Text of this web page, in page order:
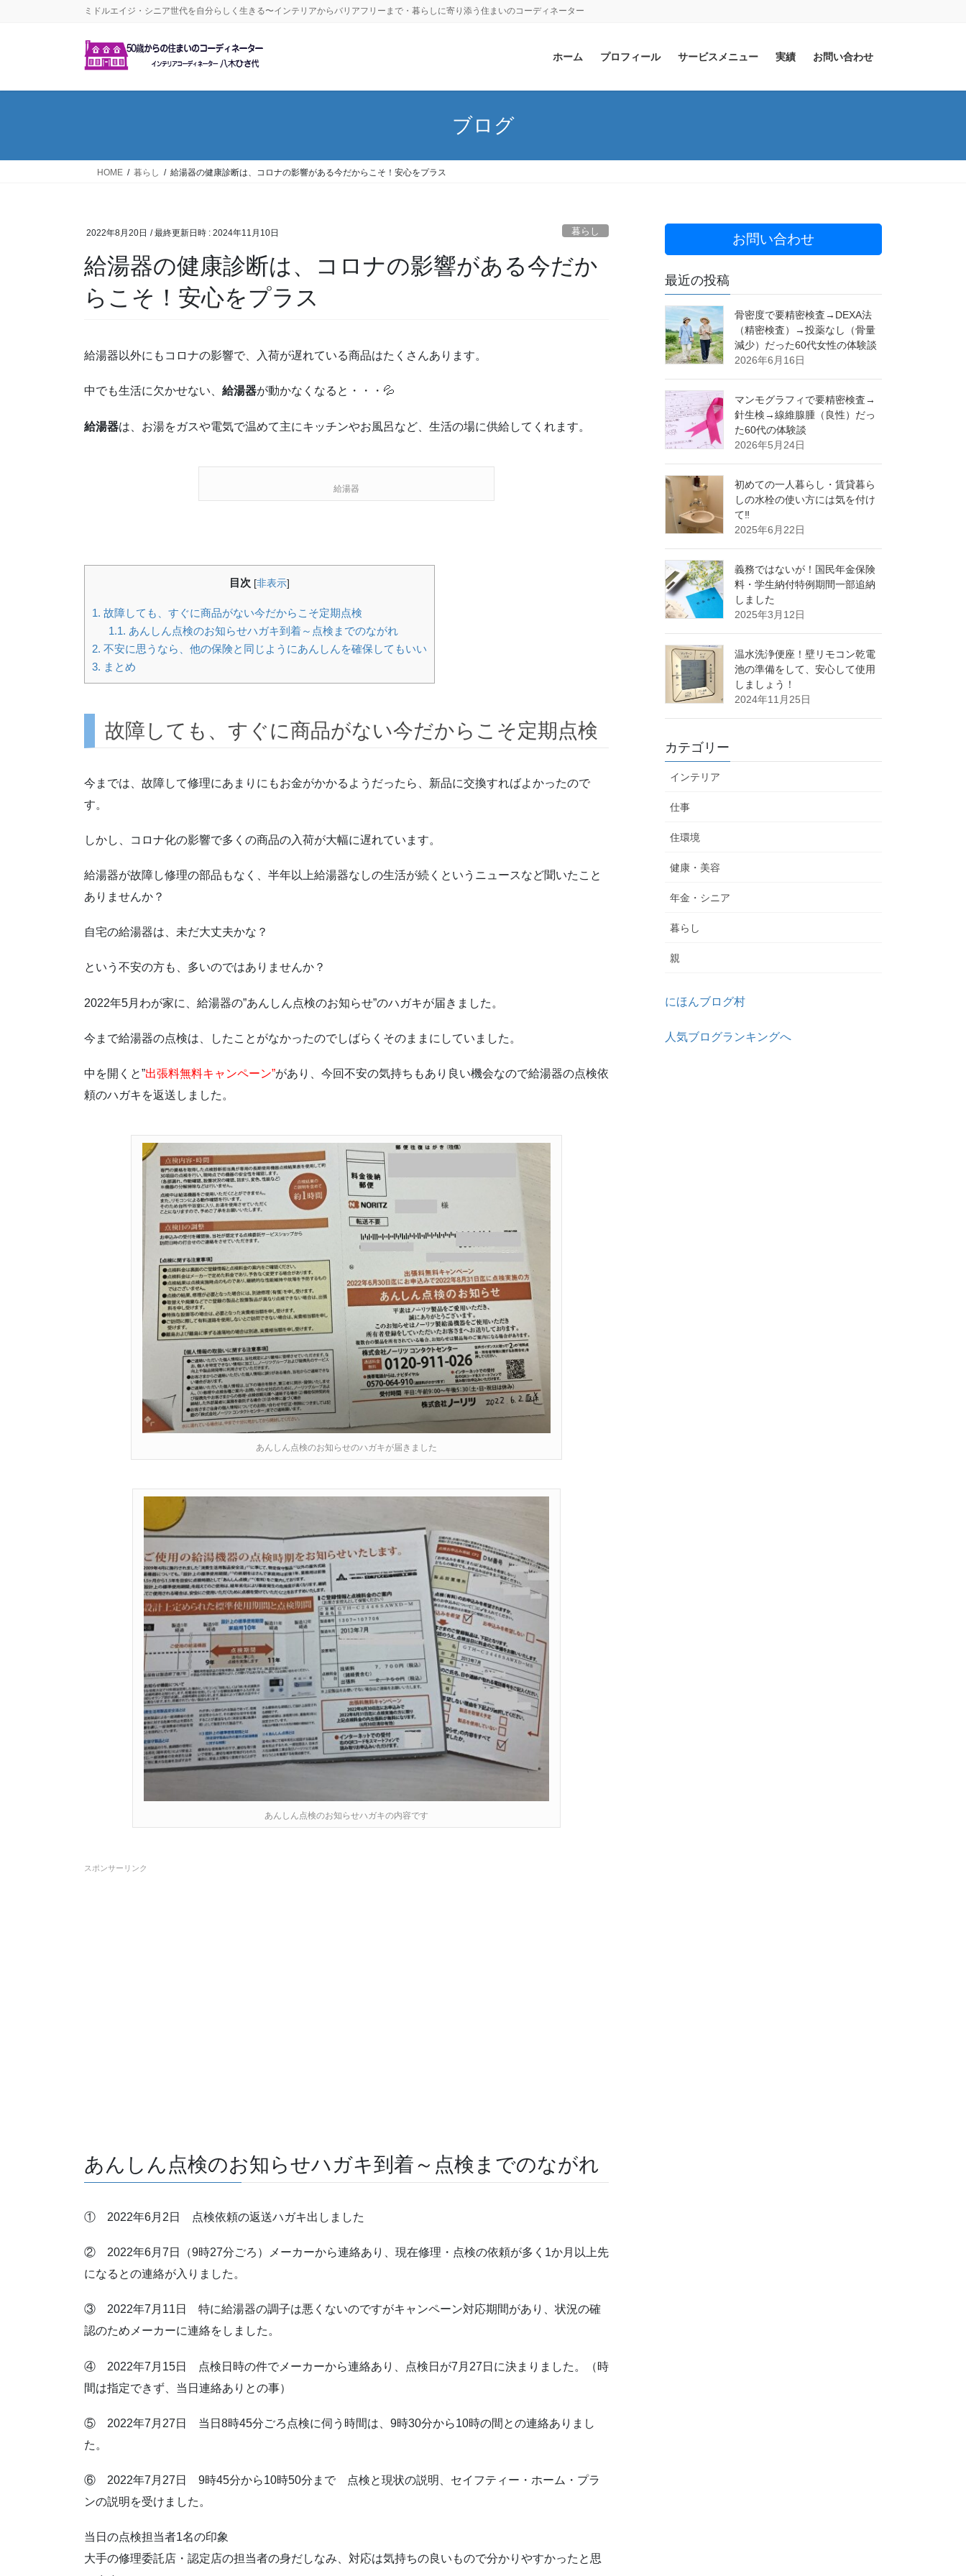
へ
プ
ョ
動
ミドルエイジ・シニア世代を自分らしく生きる〜インテリアからバリアフリーまで・暮らしに寄り添う住まいのコーディネーター
ホーム プロフィール サービスメニュー 実績 お問い合わせ
ブログ
HOME 暮らし 給湯器の健康診断は、コロナの影響がある今だからこそ！安心をプラス
2022年8月20日 / 最終更新日時 : 2024年11月10日 暮らし
給湯器の健康診断は、コロナの影響がある今だか
らこそ！安心をプラス
給湯器以外にもコロナの影響で、入荷が遅れている商品はたくさんあります。
中でも生活に欠かせない、 給湯器が動かなくなると・・・💦
給湯器は、お湯をガスや電気で温めて主にキッチンやお風呂など、生活の場に供給してくれます。
給湯器
目次 [非表示]
1. 故障しても、すぐに商品がない今だからこそ定期点検
1.1. あんしん点検のお知らせハガキ到着～点検までのながれ
2. 不安に思うなら、他の保険と同じようにあんしんを確保してもいい
3. まとめ
故障しても、すぐに商品がない今だからこそ定期点検
今までは、故障して修理にあまりにもお金がかかるようだったら、新品に交換すればよかったので
す。
しかし、コロナ化の影響で多くの商品の入荷が大幅に遅れています。
給湯器が故障し修理の部品もなく、半年以上給湯器なしの生活が続くというニュースなど聞いたこと
ありませんか？
自宅の給湯器は、未だ大丈夫かな？
という不安の方も、多いのではありませんか？
2022年5月わが家に、給湯器の”あんしん点検のお知らせ”のハガキが届きました。
今まで給湯器の点検は、したことがなかったのでしばらくそのままにしていました。
中を開くと”出張料無料キャンペーン”があり、今回不安の気持ちもあり良い機会なので給湯器の点検依
頼のハガキを返送しました。
あんしん点検のお知らせのハガキが届きました
あんしん点検のお知らせハガキの内容です
スポンサーリンク
あんしん点検のお知らせハガキ到着～点検までのながれ
① 2022年6月2日 点検依頼の返送ハガキ出しました
② 2022年6月7日（9時27分ごろ）メーカーから連絡あり、現在修理・点検の依頼が多く1か月以上先
になるとの連絡が入りました。
③ 2022年7月11日 特に給湯器の調子は悪くないのですがキャンペーン対応期間があり、状況の確
認のためメーカーに連絡をしました。
④ 2022年7月15日 点検日時の件でメーカーから連絡あり、点検日が7月27日に決まりました。（時
間は指定できず、当日連絡ありとの事）
⑤ 2022年7月27日 当日8時45分ごろ点検に伺う時間は、9時30分から10時の間との連絡ありまし
た。
⑥ 2022年7月27日 9時45分から10時50分まで 点検と現状の説明、セイフティー・ホーム・プラ
ンの説明を受けました。
当日の点検担当者1名の印象
大手の修理委託店・認定店の担当者の身だしなみ、対応は気持ちの良いもので分かりやすかったと思
お問い合わせ
最近の投稿
骨密度で要精密検査→DEXA法
（精密検査）→投薬なし（骨量
減少）だった60代女性の体験談
2026年6月16日
マンモグラフィで要精密検査→
針生検→線維腺腫（良性）だっ
た60代の体験談
2026年5月24日
初めての一人暮らし・賃貸暮ら
しの水栓の使い方には気を付け
て‼
2025年6月22日
義務ではないが！国民年金保険
料・学生納付特例期間一部追納
しました
2025年3月12日
温水洗浄便座！壁リモコン乾電
池の準備をして、安心して使用
しましょう！
2024年11月25日
カテゴリー
インテリア
仕事
住環境
健康・美容
年金・シニア
暮らし
親
にほんブログ村
人気ブログランキングへ